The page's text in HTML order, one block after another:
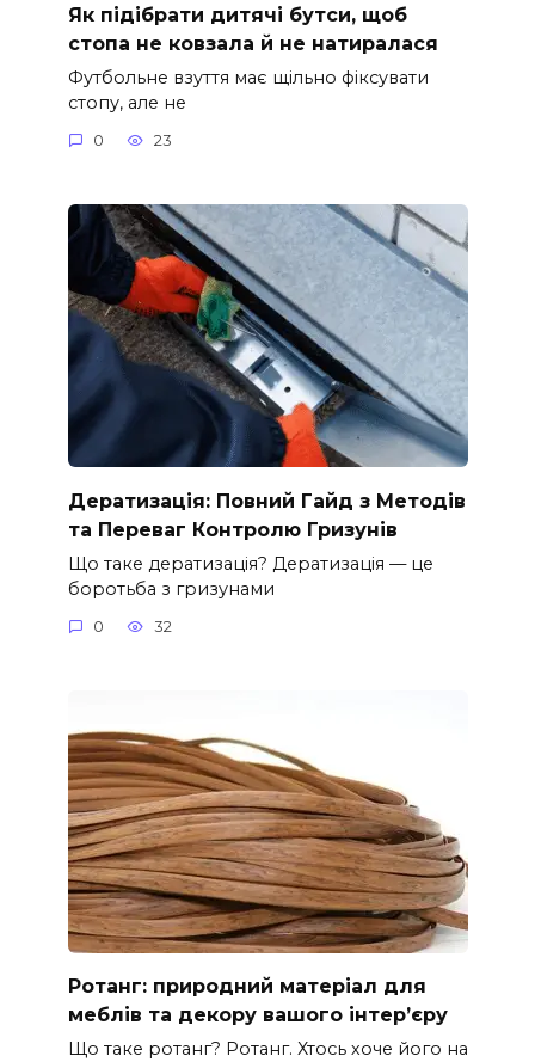
Як підібрати дитячі бутси, щоб
стопа не ковзала й не натиралася
Футбольне взуття має щільно фіксувати
стопу, але не
0 23
Дератизація: Повний Гайд з Методів
та Переваг Контролю Гризунів
Що таке дератизація? Дератизація — це
боротьба з гризунами
0 32
Ротанг: природний матеріал для
меблів та декору вашого інтер’єру
Що таке ротанг? Ротанг. Хтось хоче його на